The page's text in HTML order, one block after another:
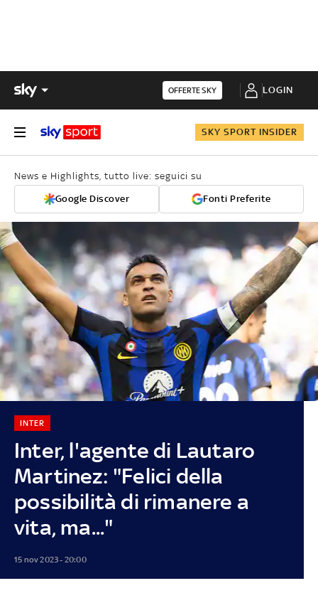
OFFERTE SKY LOGIN
SKY SPORT INSIDER
News e Highlights, tutto live: seguici su
Google Discover Fonti Preferite
Inter, l'agente di Lautaro
Martinez: "Felici della
possibilità di rimanere a
vita, ma..."
INTER
15 nov 2023 - 20:00